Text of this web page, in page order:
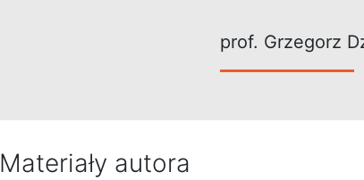
prof. Grzegorz
Materiały autora